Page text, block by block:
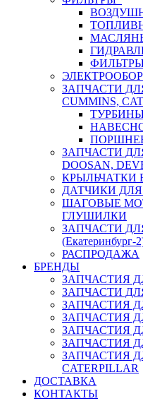
ЗАПЧАСТИ
CUMMINS, CAT
ЗАПЧАСТИ
DOOSAN,
КРЫЛЬЧАТКИ
ДАТЧИКИ
ШАГОВЫЕ
ГЛУШИЛКИ
ЗАПЧАСТИ
(Екатеринбург-
РАСПРОДАЖА
БРЕНДЫ
ЗАПЧАСТИЯ
ЗАПЧАСТИ
ЗАПЧАСТИЯ
ЗАПЧАСТИЯ
ЗАПЧАСТИЯ
ЗАПЧАСТИЯ
ЗАПЧАСТИЯ
CATERPILLAR
ДОСТАВКА
КОНТАКТЫ